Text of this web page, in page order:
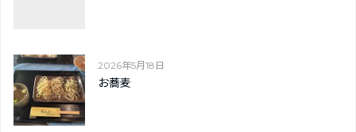
2026年5月18日
お蕎麦